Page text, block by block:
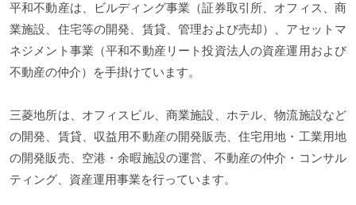
平和不動産は、ビルディング事業（証券取引所、オフィス、商
業施設、住宅等の開発、賃貸、管理および売却）、アセットマ
ネジメント事業（平和不動産リート投資法人の資産運用および
不動産の仲介）を手掛けています。
三菱地所は、オフィスビル、商業施設、ホテル、物流施設など
の開発、賃貸、収益用不動産の開発販売、住宅用地・工業用地
の開発販売、空港・余暇施設の運営、不動産の仲介・コンサル
ティング、資産運用事業を行っています。